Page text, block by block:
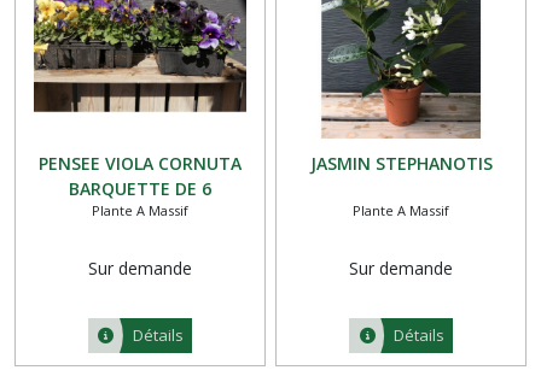
PENSEE VIOLA CORNUTA
BARQUETTE DE 6
Plante A Massif
Sur demande
Détails
JASMIN STEPHANOTIS
Plante A Massif
Sur demande
Détails